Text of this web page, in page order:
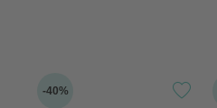
-40%